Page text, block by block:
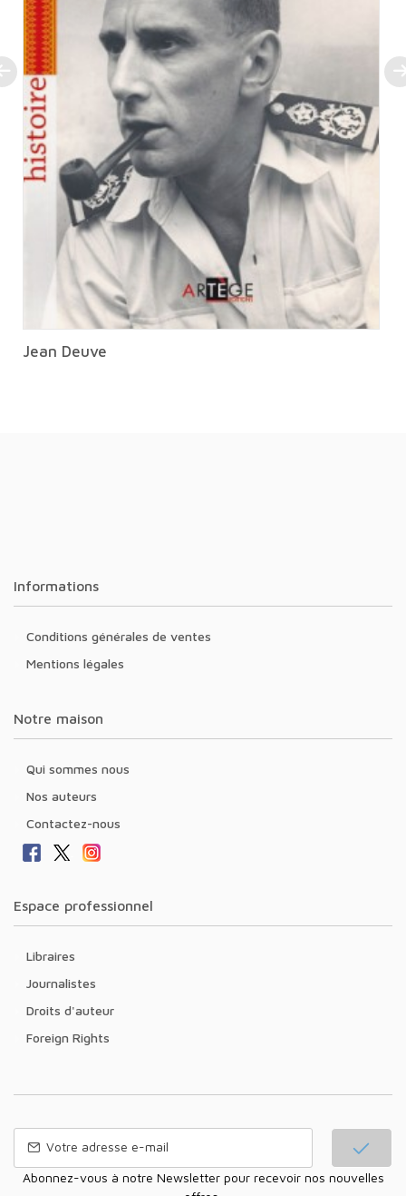
Jean Deuve
Informations
Conditions générales de ventes
Mentions légales
Notre maison
Qui sommes nous
Nos auteurs
Contactez-nous
Espace professionnel
Libraires
Journalistes
Droits d'auteur
Foreign Rights
Abonnez-vous à notre Newsletter pour recevoir nos nouvelles